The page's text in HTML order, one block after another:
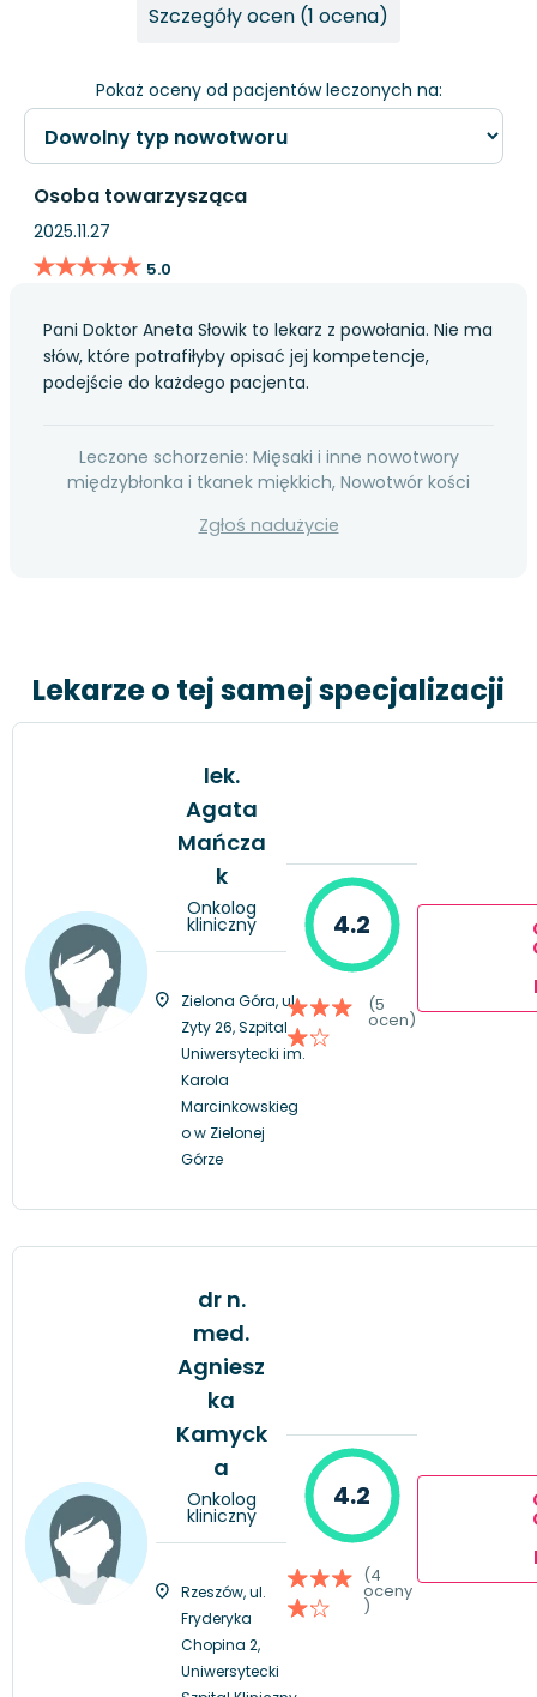
Pokaż oceny od pacjentów leczonych na:
Szczegóły ocen (1 ocena)
Osoba towarzysząca
2025.11.27
★★★★★
★★★★★ 5.0
Pani Doktor Aneta Słowik to lekarz z powołania. Nie ma
słów, które potrafiłyby opisać jej kompetencje,
podejście do każdego pacjenta.
Leczone schorzenie: Mięsaki i inne nowotwory
międzybłonka i tkanek miękkich, Nowotwór kości
Zgłoś nadużycie
Lekarze o tej samej specjalizacji
lek.
Agata
Mańcza
k
Onkolog
kliniczny
Zielona Góra, ul.
Zyty 26, Szpital
Uniwersytecki im.
Karola
Marcinkowskieg
o w Zielonej
Górze
4.2
(5
ocen)
dr n.
med.
Agniesz
ka
Kamyck
a
Onkolog
kliniczny
Rzeszów, ul.
Fryderyka
Chopina 2,
Uniwersytecki
4.2
(4
oceny
)